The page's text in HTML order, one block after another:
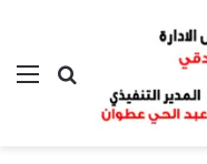
بحث عن